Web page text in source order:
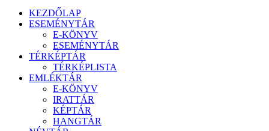
KEZDŐLAP
ESEMÉNYTÁR
E-KÖNYV
ESEMÉNYTÁR
TÉRKÉPTÁR
TÉRKÉPLISTA
EMLÉKTÁR
E-KÖNYV
IRATTÁR
KÉPTÁR
HANGTÁR